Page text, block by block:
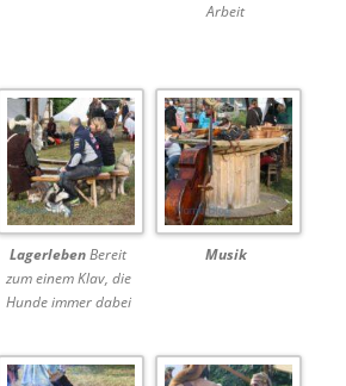
Arbeit
LagerlebenBereit
zum einem Klav, die
Hunde immer dabei
Musik